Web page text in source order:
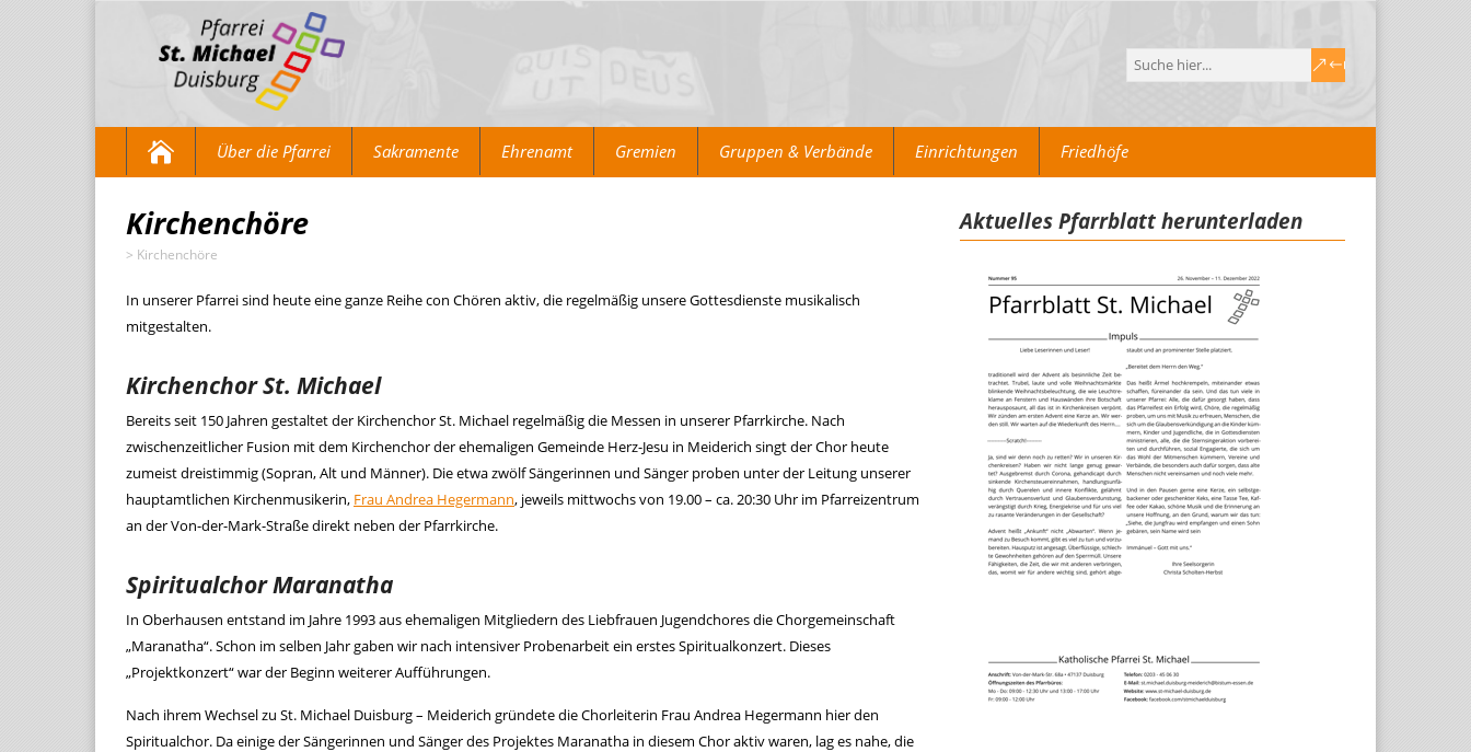
Über die Pfarrei Sakramente Ehrenamt Gremien Gruppen & Verbände Einrichtungen Friedhöfe
Kirchenchöre
> Kirchenchöre
In unserer Pfarrei sind heute eine ganze Reihe con Chören aktiv, die regelmäßig unsere Gottesdienste musikalisch
mitgestalten.
Kirchenchor St. Michael
Bereits seit 150 Jahren gestaltet der Kirchenchor St. Michael regelmäßig die Messen in unserer Pfarrkirche. Nach
zwischenzeitlicher Fusion mit dem Kirchenchor der ehemaligen Gemeinde Herz-Jesu in Meiderich singt der Chor heute
zumeist dreistimmig (Sopran, Alt und Männer). Die etwa zwölf Sängerinnen und Sänger proben unter der Leitung unserer
hauptamtlichen Kirchenmusikerin, Frau Andrea Hegermann, jeweils mittwochs von 19.00 – ca. 20:30 Uhr im Pfarreizentrum
an der Von-der-Mark-Straße direkt neben der Pfarrkirche.
Spiritualchor Maranatha
In Oberhausen entstand im Jahre 1993 aus ehemaligen Mitgliedern des Liebfrauen Jugendchores die Chorgemeinschaft
„Maranatha“. Schon im selben Jahr gaben wir nach intensiver Probenarbeit ein erstes Spiritualkonzert. Dieses
„Projektkonzert“ war der Beginn weiterer Aufführungen.
Nach ihrem Wechsel zu St. Michael Duisburg – Meiderich gründete die Chorleiterin Frau Andrea Hegermann hier den
Spiritualchor. Da einige der Sängerinnen und Sänger des Projektes Maranatha in diesem Chor aktiv waren, lag es nahe, die
Aktuelles Pfarrblatt herunterladen